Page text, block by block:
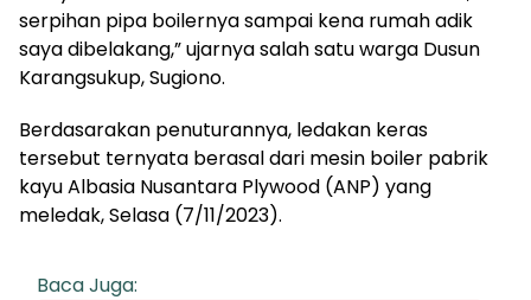
serpihan pipa boilernya sampai kena rumah adik
saya dibelakang,” ujarnya salah satu warga Dusun
Karangsukup, Sugiono.
Berdasarakan penuturannya, ledakan keras
tersebut ternyata berasal dari mesin boiler pabrik
kayu Albasia Nusantara Plywood (ANP) yang
meledak, Selasa (7/11/2023).
Baca Juga: